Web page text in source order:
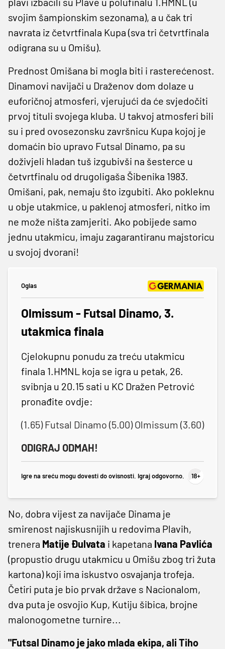
svojim šampionskim sezonama), a u čak tri
navrata iz četvrtfinala Kupa (sva tri četvrtfinala
odigrana su u Omišu).
Prednost Omišana bi mogla biti i rasterećenost.
Dinamovi navijači u Draženov dom dolaze u
euforičnoj atmosferi, vjerujući da će svjedočiti
prvoj tituli svojega kluba. U takvoj atmosferi bili
su i pred ovosezonsku završnicu Kupa kojoj je
domaćin bio upravo Futsal Dinamo, pa su
doživjeli hladan tuš izgubivši na šesterce u
četvrtfinalu od drugoligaša Šibenika 1983.
Omišani, pak, nemaju što izgubiti. Ako pokleknu
u obje utakmice, u paklenoj atmosferi, nitko im
ne može ništa zamjeriti. Ako pobijede samo
jednu utakmicu, imaju zagarantiranu majstoricu
u svojoj dvorani!
Oglas
Olmissum - Futsal Dinamo, 3.
utakmica finala
Cjelokupnu ponudu za treću utakmicu
finala 1.HMNL koja se igra u petak, 26.
svibnja u 20.15 sati u KC Dražen Petrović
pronađite ovdje:
(1.65) Futsal Dinamo (5.00) Olmissum (3.60)
ODIGRAJ ODMAH!
Igre na sreću mogu dovesti do ovisnosti. Igraj odgovorno.
No, dobra vijest za navijače Dinama je
smirenost najiskusnijih u redovima Plavih,
trenera Matije Đulvata i kapetana Ivana Pavlića
(propustio drugu utakmicu u Omišu zbog tri žuta
kartona) koji ima iskustvo osvajanja trofeja.
Četiri puta je bio prvak države s Nacionalom,
dva puta je osvojio Kup, Kutiju šibica, brojne
malonogometne turnire...
"Futsal Dinamo je jako mlada ekipa, ali Tiho